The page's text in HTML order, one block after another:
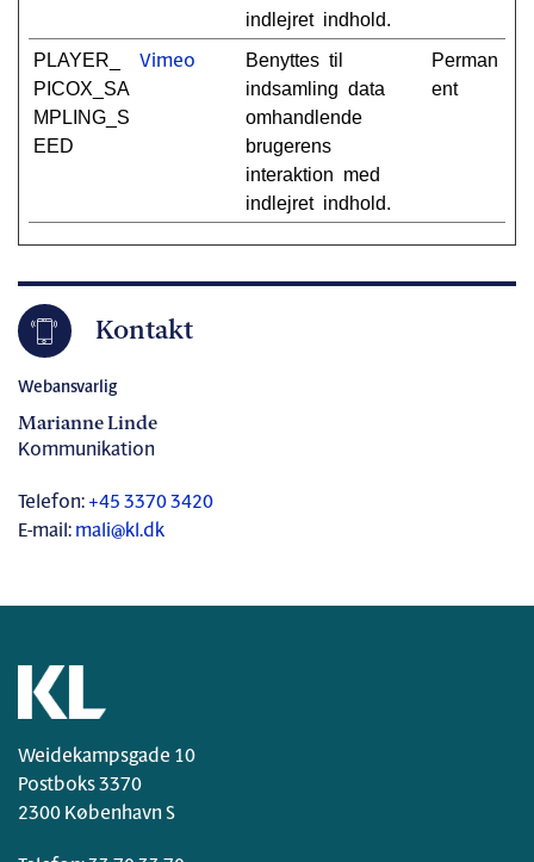
indlejret indhold.
PLAYER_
PICOX_SA
MPLING_S
EED
Vimeo
Benyttes til
indsamling data
omhandlende
brugerens
interaktion med
indlejret indhold.
Perman
ent
Kontakt
Webansvarlig
Marianne Linde
Kommunikation
Telefon: +45 3370 3420
E-mail: mali@kl.dk
Weidekampsgade 10
Postboks 3370
2300 København S